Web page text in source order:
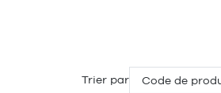
Trier par